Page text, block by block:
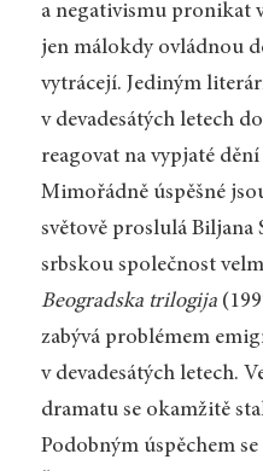
a negativismu pronikat
jen málokdy ovládnou
vytrácejí. Jediným
v devadesátých letech
reagovat na vypjaté
Mimořádně úspěšné
světově proslulá
srbskou společnost
Beogradska trilogija
zabývá problémem
v devadesátých letech.
dramatu se okamžitě
Podobným úspěchem